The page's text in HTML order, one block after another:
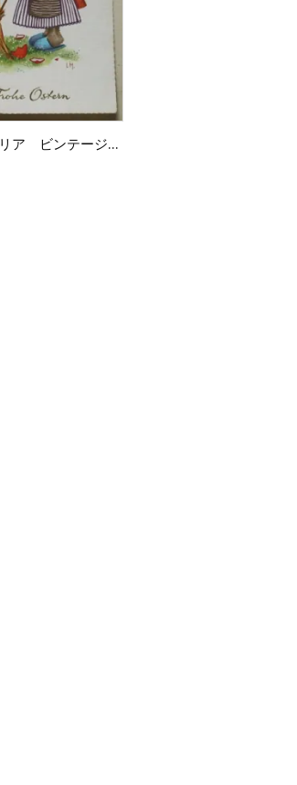
オーストリア ビンテージイースターカード 庭掃除をするうさぎ 1968年